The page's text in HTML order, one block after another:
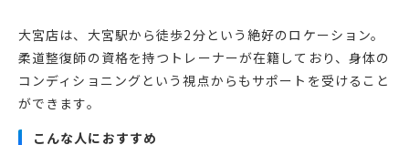
大宮店は、大宮駅から徒歩2分という絶好のロケーション。
柔道整復師の資格を持つトレーナーが在籍しており、身体の
コンディショニングという視点からもサポートを受けること
ができます。
こんな人におすすめ